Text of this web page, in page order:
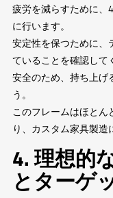
疲労を減らすために、
に行います。
安定性を保つために、
ていることを確認して
安全のため、持ち上げ
う。
このフレームはほとん
り、カスタム家具製造
4. 理想的
とターゲ